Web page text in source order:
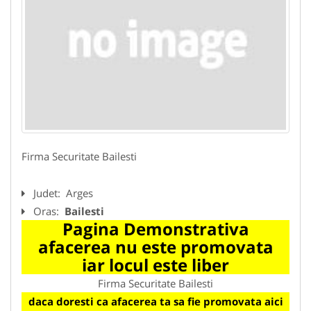
Firma Securitate Bailesti
Judet: Arges
Oras: Bailesti
Pagina Demonstrativa
afacerea nu este promovata
iar locul este liber
Firma Securitate Bailesti
daca doresti ca afacerea ta sa fie promovata aici